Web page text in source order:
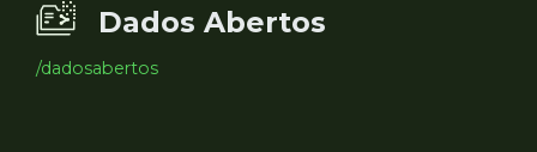
Dados Abertos
/dadosabertos